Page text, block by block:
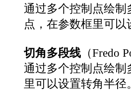
通过多个控制点绘
点，在参数框里可
切角多段线 （Fredo
通过多个控制点绘
里可以设置转角半径。